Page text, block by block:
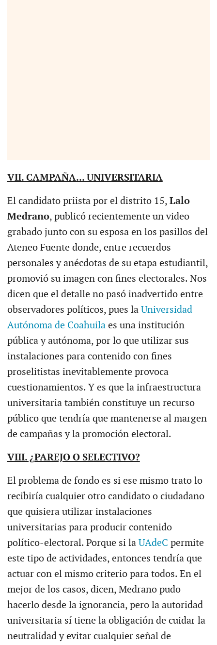
VII. CAMPAÑA... UNIVERSITARIA
El candidato priista por el distrito 15, Lalo
Medrano, publicó recientemente un video
grabado junto con su esposa en los pasillos del
Ateneo Fuente donde, entre recuerdos
personales y anécdotas de su etapa estudiantil,
promovió su imagen con fines electorales. Nos
dicen que el detalle no pasó inadvertido entre
observadores políticos, pues la Universidad
Autónoma de Coahuilaes una institución
pública y autónoma, por lo que utilizar sus
instalaciones para contenido con fines
proselitistas inevitablemente provoca
cuestionamientos. Y es que la infraestructura
universitaria también constituye un recurso
público que tendría que mantenerse al margen
de campañas y la promoción electoral.
VIII. ¿PAREJO O SELECTIVO?
El problema de fondo es si ese mismo trato lo
recibiría cualquier otro candidato o ciudadano
que quisiera utilizar instalaciones
universitarias para producir contenido
político-electoral. Porque si la UAdeC permite
este tipo de actividades, entonces tendría que
actuar con el mismo criterio para todos. En el
mejor de los casos, dicen, Medrano pudo
hacerlo desde la ignorancia, pero la autoridad
universitaria sí tiene la obligación de cuidar la
neutralidad y evitar cualquier señal de